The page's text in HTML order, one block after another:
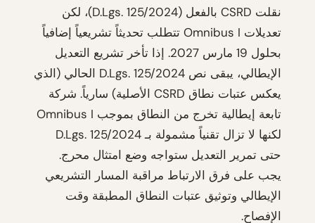
نقلت CSRD بالفعل (D.Lgs. 125/2024)، لكن
تعديلات Omnibus I تتطلب تحديثاً تشريعياً إضافياً
بحلول 19 مارس 2027. إذا تأخر تشريع التعديل
الإيطالي، يبقى نص D.Lgs. 125/2024 الحالي (الذي
يعكس عتبات نطاق CSRD الأصلية) سارياً. شركة
تابعة إيطالية تخرج من النطاق بموجب Omnibus I
لكنها لا تزال تقنياً مشمولة بـ D.Lgs. 125/2024
حتى تمرير التعديل ستواجه وضع امتثال محرج.
يجب على فرق الارتباط مراقبة المسار التشريعي
الإيطالي وتوثيق عتبات النطاق المطبقة وقت
الإفصاح.